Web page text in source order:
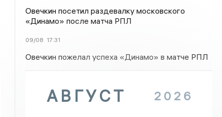
Овечкин посетил раздевалку московского
«Динамо» после матча РПЛ
09/08 17:31
Овечкин пожелал успеха «Динамо» в матче РПЛ
АВГУСТ 2026